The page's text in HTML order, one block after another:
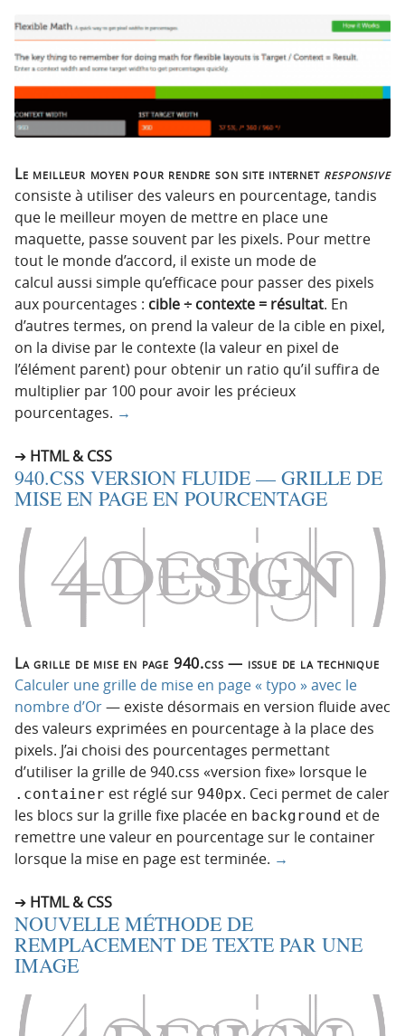
l
e
Le meilleur moyen pour rendre son site internet responsive
consiste à utiliser des valeurs en pourcentage, tandis
que le meilleur moyen de mettre en place une
maquette, passe souvent par les pixels. Pour mettre
tout le monde d’accord, il existe un mode de
calcul aussi simple qu’efficace pour passer des pixels
aux pourcentages : cible ÷ contexte = résultat. En
d’autres termes, on prend la valeur de la cible en pixel,
on la divise par le contexte (la valeur en pixel de
l’élément parent) pour obtenir un ratio qu’il suffira de
multiplier par 100 pour avoir les précieux
pourcentages. →
HTML & CSS
940.CSS VERSION FLUIDE — GRILLE DE
MISE EN PAGE EN POURCENTAGE
La grille de mise en page 940.css — issue de la technique
Calculer une grille de mise en page « typo » avec le
nombre d’Or— existe désormais en version fluide avec
des valeurs exprimées en pourcentage à la place des
pixels. J’ai choisi des pourcentages permettant
d’utiliser la grille de 940.css «version fixe» lorsque le
.container est réglé sur 940px. Ceci permet de caler
les blocs sur la grille fixe placée en background et de
remettre une valeur en pourcentage sur le container
lorsque la mise en page est terminée. →
HTML & CSS
NOUVELLE MÉTHODE DE
REMPLACEMENT DE TEXTE PAR UNE
IMAGE